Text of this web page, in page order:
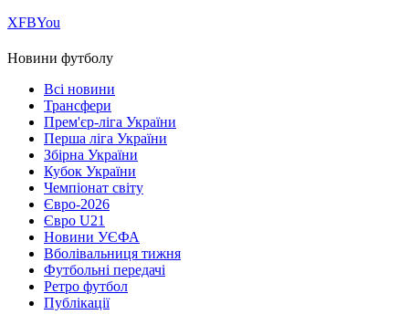
ХFBYou
Новини футболу
Всі новини
Трансфери
Прем'єр-ліга України
Перша ліга України
Збірна України
Кубок України
Чемпіонат світу
Євро-2026
Євро U21
Новини УЄФА
Вболівальниця тижня
Футбольні передачі
Ретро футбол
Публікації